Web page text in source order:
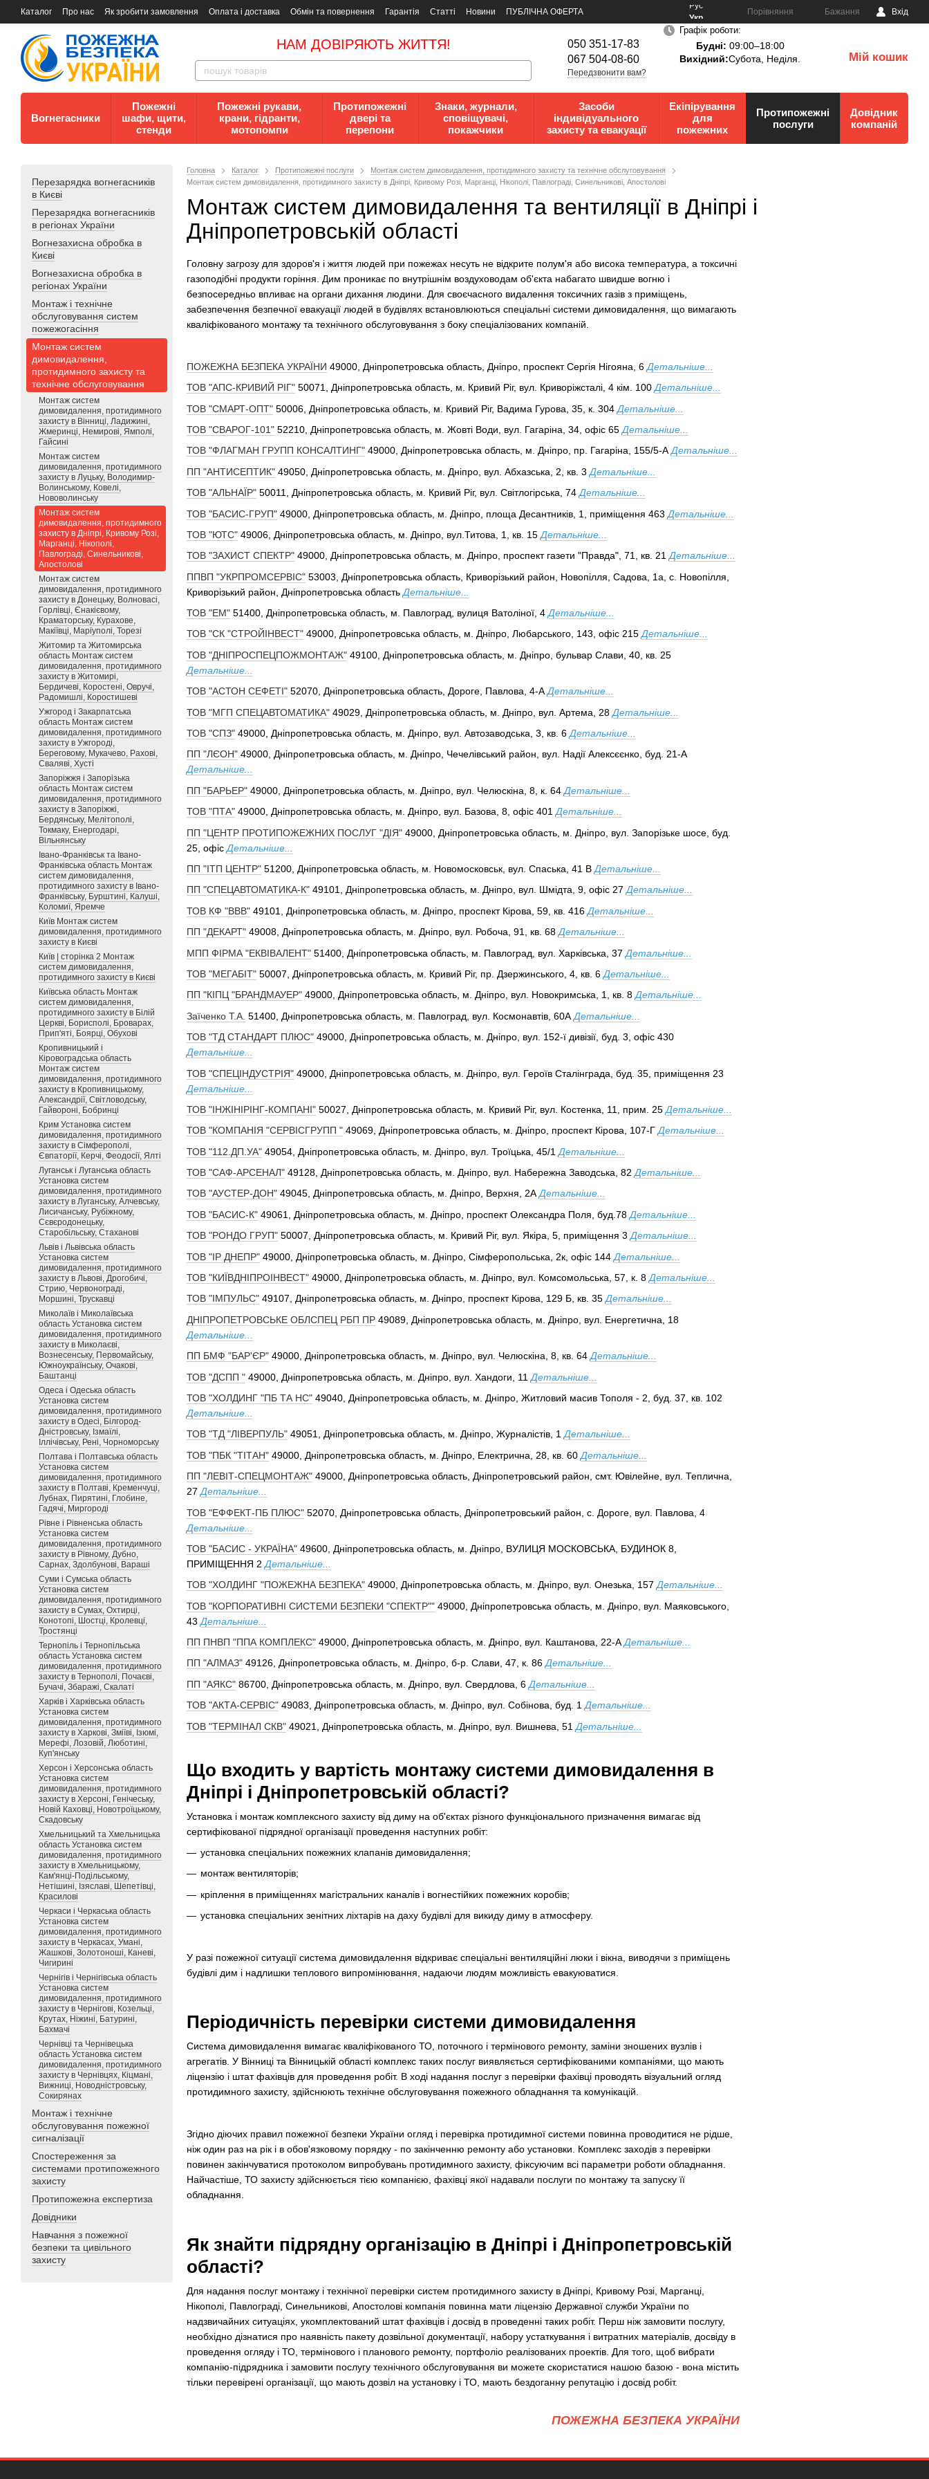
Каталог Про нас Як зробити замовлення Оплата і доставка Обмін та повернення Гарантія Статті Новини
ПУБЛІЧНА ОФЕРТА
Документи
Контакти Документи з пожежної безпеки
Рус
Укр
Порівняння Бажання Вхід
НАМ ДОВІРЯЮТЬ ЖИТТЯ!
050 351-17-83
067 504-08-60
Передзвонити вам?
Графік роботи:
Будні: 09:00–18:00
Вихідний:Субота, Неділя. Мій кошик
Вогнегасники
Пожежні
шафи, щити,
стенди
Пожежні рукави,
крани, гідранти,
мотопомпи
Протипожежні
двері та
перепони
Знаки, журнали,
сповіщувачі,
покажчики
Засоби
індивідуального
захисту та евакуації
Екіпірування
для
пожежних
Протипожежні
послуги
Довідник
компаній
Головна Каталог Протипожежні послуги
Монтаж систем димовидалення, протидимного захисту та технічне обслуговування
Монтаж систем димовидалення, протидимного захисту в Дніпрі, Кривому Розі, Марганці, Нікополі, Павлограді, Синельникові, Апостолові
Монтаж систем димовидалення та вентиляції в Дніпрі і
Дніпропетровській області
Головну загрозу для здоров'я і життя людей при пожежах несуть не відкрите полум'я або висока температура, а токсичні
газоподібні продукти горіння. Дим проникає по внутрішнім воздуховодам об'єкта набагато швидше вогню і
безпосередньо впливає на органи дихання людини. Для своєчасного видалення токсичних газів з приміщень,
забезпечення безпечної евакуації людей в будівлях встановлюються спеціальні системи димовидалення, що вимагають
кваліфікованого монтажу та технічного обслуговування з боку спеціалізованих компаній.
ПОЖЕЖНА БЕЗПЕКА УКРАЇНИ 49000, Дніпропетровська область, Дніпро, проспект Сергія Нігояна, 6 Детальніше...
ТОВ "АПС-КРИВИЙ РІГ" 50071, Дніпропетровська область, м. Кривий Ріг, вул. Криворіжсталі, 4 кім. 100 Детальніше...
ТОВ "СМАРТ-ОПТ" 50006, Дніпропетровська область, м. Кривий Ріг, Вадима Гурова, 35, к. 304 Детальніше...
ТОВ "СВАРОГ-101" 52210, Дніпропетровська область, м. Жовті Води, вул. Гагаріна, 34, офіс 65 Детальніше...
ТОВ "ФЛАГМАН ГРУПП КОНСАЛТИНГ" 49000, Дніпропетровська область, м. Дніпро, пр. Гагаріна, 155/5-А Детальніше...
ПП "АНТИСЕПТИК" 49050, Дніпропетровська область, м. Дніпро, вул. Абхазська, 2, кв. 3 Детальніше...
ТОВ "АЛЬНАЇР" 50011, Дніпропетровська область, м. Кривий Ріг, вул. Світлогірська, 74 Детальніше...
ТОВ "БАСИС-ГРУП" 49000, Дніпропетровська область, м. Дніпро, площа Десантників, 1, приміщення 463 Детальніше...
ТОВ "ЮТС" 49006, Дніпропетровська область, м. Дніпро, вул.Титова, 1, кв. 15 Детальніше...
ТОВ "ЗАХИСТ СПЕКТР" 49000, Дніпропетровська область, м. Дніпро, проспект газети "Правда", 71, кв. 21 Детальніше...
ППВП "УКРПРОМСЕРВІС" 53003, Дніпропетровська область, Криворізький район, Новопілля, Садова, 1а, с. Новопілля,
Криворізький район, Дніпропетровська область Детальніше...
ТОВ "ЕМ" 51400, Дніпропетровська область, м. Павлоград, вулиця Ватоліної, 4 Детальніше...
ТОВ "СК "СТРОЙІНВЕСТ" 49000, Дніпропетровська область, м. Дніпро, Любарського, 143, офіс 215 Детальніше...
ТОВ "ДНІПРОСПЕЦПОЖМОНТАЖ" 49100, Дніпропетровська область, м. Дніпро, бульвар Слави, 40, кв. 25
Детальніше...
ТОВ "АСТОН СЕФЕТІ" 52070, Дніпропетровська область, Дороге, Павлова, 4-А Детальніше...
ТОВ "МГП СПЕЦАВТОМАТИКА" 49029, Дніпропетровська область, м. Дніпро, вул. Артема, 28 Детальніше...
ТОВ "СПЗ" 49000, Дніпропетровська область, м. Дніпро, вул. Автозаводська, 3, кв. 6 Детальніше...
ПП "ЛЄОН" 49000, Дніпропетровська область, м. Дніпро, Чечелівський район, вул. Надії Алексєєнко, буд. 21-А
Детальніше...
ПП "БАРЬЕР" 49000, Дніпропетровська область, м. Дніпро, вул. Челюскіна, 8, к. 64 Детальніше...
ТОВ "ПТА" 49000, Дніпропетровська область, м. Дніпро, вул. Базова, 8, офіс 401 Детальніше...
ПП "ЦЕНТР ПРОТИПОЖЕЖНИХ ПОСЛУГ "ДІЯ" 49000, Дніпропетровська область, м. Дніпро, вул. Запорізьке шосе, буд.
25, офіс Детальніше...
ПП "ІТП ЦЕНТР" 51200, Дніпропетровська область, м. Новомосковськ, вул. Спаська, 41 В Детальніше...
ПП "СПЕЦАВТОМАТИКА-К" 49101, Дніпропетровська область, м. Дніпро, вул. Шмідта, 9, офіс 27 Детальніше...
ТОВ КФ "ВВВ" 49101, Дніпропетровська область, м. Дніпро, проспект Кірова, 59, кв. 416 Детальніше...
ПП "ДЕКАРТ" 49008, Дніпропетровська область, м. Дніпро, вул. Робоча, 91, кв. 68 Детальніше...
МПП ФІРМА "ЕКВІВАЛЕНТ" 51400, Дніпропетровська область, м. Павлоград, вул. Харківська, 37 Детальніше...
ТОВ "МЕГАБІТ" 50007, Дніпропетровська область, м. Кривий Ріг, пр. Дзержинського, 4, кв. 6 Детальніше...
ПП "КІПЦ "БРАНДМАУЕР" 49000, Дніпропетровська область, м. Дніпро, вул. Новокримська, 1, кв. 8 Детальніше...
Заїченко Т.А. 51400, Дніпропетровська область, м. Павлоград, вул. Космонавтів, 60А Детальніше...
ТОВ "ТД СТАНДАРТ ПЛЮС" 49000, Дніпропетровська область, м. Дніпро, вул. 152-ї дивізії, буд. 3, офіс 430
Детальніше...
ТОВ "СПЕЦІНДУСТРІЯ" 49000, Дніпропетровська область, м. Дніпро, вул. Героїв Сталінграда, буд. 35, приміщення 23
Детальніше...
ТОВ "ІНЖІНІРІНГ-КОМПАНІ" 50027, Дніпропетровська область, м. Кривий Ріг, вул. Костенка, 11, прим. 25 Детальніше...
ТОВ "КОМПАНІЯ "СЕРВІСГРУПП " 49069, Дніпропетровська область, м. Дніпро, проспект Кірова, 107-Г Детальніше...
ТОВ "112.ДП.УА" 49054, Дніпропетровська область, м. Дніпро, вул. Троїцька, 45/1 Детальніше...
ТОВ "САФ-АРСЕНАЛ" 49128, Дніпропетровська область, м. Дніпро, вул. Набережна Заводська, 82 Детальніше...
ТОВ "АУСТЕР-ДОН" 49045, Дніпропетровська область, м. Дніпро, Верхня, 2А Детальніше...
ТОВ "БАСИС-К" 49061, Дніпропетровська область, м. Дніпро, проспект Олександра Поля, буд.78 Детальніше...
ТОВ "РОНДО ГРУП" 50007, Дніпропетровська область, м. Кривий Ріг, вул. Якіра, 5, приміщення 3 Детальніше...
ТОВ "ІР ДНЕПР" 49000, Дніпропетровська область, м. Дніпро, Сімферопольська, 2к, офіс 144 Детальніше...
ТОВ "КИЇВДНІПРОІНВЕСТ" 49000, Дніпропетровська область, м. Дніпро, вул. Комсомольська, 57, к. 8 Детальніше...
ТОВ "ІМПУЛЬС" 49107, Дніпропетровська область, м. Дніпро, проспект Кірова, 129 Б, кв. 35 Детальніше...
ДНІПРОПЕТРОВСЬКЕ ОБЛСПЕЦ РБП ПР 49089, Дніпропетровська область, м. Дніпро, вул. Енергетична, 18
Детальніше...
ПП БМФ "БАР'ЄР" 49000, Дніпропетровська область, м. Дніпро, вул. Челюскіна, 8, кв. 64 Детальніше...
ТОВ "ДСПП " 49000, Дніпропетровська область, м. Дніпро, вул. Хандоги, 11 Детальніше...
ТОВ "ХОЛДИНГ "ПБ ТА НС" 49040, Дніпропетровська область, м. Дніпро, Житловий масив Тополя - 2, буд. 37, кв. 102
Детальніше...
ТОВ "ТД "ЛІВЕРПУЛЬ" 49051, Дніпропетровська область, м. Дніпро, Журналістів, 1 Детальніше...
ТОВ "ПБК "ТІТАН" 49000, Дніпропетровська область, м. Дніпро, Електрична, 28, кв. 60 Детальніше...
ПП "ЛЕВІТ-СПЕЦМОНТАЖ" 49000, Дніпропетровська область, Дніпропетровський район, смт. Ювілейне, вул. Теплична,
27 Детальніше...
ТОВ "ЕФФЕКТ-ПБ ПЛЮС" 52070, Дніпропетровська область, Дніпропетровський район, с. Дороге, вул. Павлова, 4
Детальніше...
ТОВ "БАСИС - УКРАЇНА" 49600, Дніпропетровська область, м. Дніпро, ВУЛИЦЯ МОСКОВСЬКА, БУДИНОК 8,
ПРИМІЩЕННЯ 2 Детальніше...
ТОВ "ХОЛДИНГ "ПОЖЕЖНА БЕЗПЕКА" 49000, Дніпропетровська область, м. Дніпро, вул. Онезька, 157 Детальніше...
ТОВ "КОРПОРАТИВНІ СИСТЕМИ БЕЗПЕКИ "СПЕКТР"" 49000, Дніпропетровська область, м. Дніпро, вул. Маяковського,
43 Детальніше...
ПП ПНВП "ППА КОМПЛЕКС" 49000, Дніпропетровська область, м. Дніпро, вул. Каштанова, 22-А Детальніше...
ПП "АЛМАЗ" 49126, Дніпропетровська область, м. Дніпро, б-р. Слави, 47, к. 86 Детальніше...
ПП "АЯКС" 86700, Дніпропетровська область, м. Дніпро, вул. Свердлова, 6 Детальніше...
ТОВ "АКТА-СЕРВІС" 49083, Дніпропетровська область, м. Дніпро, вул. Собінова, буд. 1 Детальніше...
ТОВ "ТЕРМІНАЛ СКВ" 49021, Дніпропетровська область, м. Дніпро, вул. Вишнева, 51 Детальніше...
Що входить у вартість монтажу системи димовидалення в
Дніпрі і Дніпропетровській області?
Установка і монтаж комплексного захисту від диму на об'єктах різного функціонального призначення вимагає від
сертифікованої підрядної організації проведення наступних робіт:
установка спеціальних пожежних клапанів димовидалення;
монтаж вентиляторів;
кріплення в приміщеннях магістральних каналів і вогнестійких пожежних коробів;
установка спеціальних зенітних ліхтарів на даху будівлі для викиду диму в атмосферу.
У разі пожежної ситуації система димовидалення відкриває спеціальні вентиляційні люки і вікна, виводячи з приміщень
будівлі дим і надлишки теплового випромінювання, надаючи людям можливість евакуюватися.
Періодичність перевірки системи димовидалення
Система димовидалення вимагає кваліфікованого ТО, поточного і термінового ремонту, заміни зношених вузлів і
агрегатів. У Вінниці та Вінницькій області комплекс таких послуг виявляється сертифікованими компаніями, що мають
ліцензію і штат фахівців для проведення робіт. В ході надання послуг з перевірки фахівці проводять візуальний огляд
протидимного захисту, здійснюють технічне обслуговування пожежного обладнання та комунікацій.
Згідно діючих правил пожежної безпеки України огляд і перевірка протидимної системи повинна проводитися не рідше,
ніж один раз на рік і в обов'язковому порядку - по закінченню ремонту або установки. Комплекс заходів з перевірки
повинен закінчуватися протоколом випробувань протидимного захисту, фіксуючим всі параметри роботи обладнання.
Найчастіше, ТО захисту здійснюється тією компанією, фахівці якої надавали послуги по монтажу та запуску її
обладнання.
Як знайти підрядну організацію в Дніпрі і Дніпропетровській
області?
Для надання послуг монтажу і технічної перевірки систем протидимного захисту в Дніпрі, Кривому Розі, Марганці,
Нікополі, Павлограді, Синельникові, Апостолові компанія повинна мати ліцензію Державної служби України по
надзвичайних ситуаціях, укомплектований штат фахівців і досвід в проведенні таких робіт. Перш ніж замовити послугу,
необхідно дізнатися про наявність пакету дозвільної документації, набору устаткування і витратних матеріалів, досвіду в
проведення огляду і ТО, термінового і планового ремонту, портфоліо реалізованих проектів. Для того, щоб вибрати
компанію-підрядника і замовити послугу технічного обслуговування ви можете скористатися нашою базою - вона містить
тільки перевірені організації, що мають дозвіл на установку і ТО, мають бездоганну репутацію і досвід робіт.
ПОЖЕЖНА БЕЗПЕКА УКРАЇНИ
Перезарядка вогнегасників
в Києві
Перезарядка вогнегасників
в регіонах України
Вогнезахисна обробка в
Києві
Вогнезахисна обробка в
регіонах України
Монтаж і технічне
обслуговування систем
пожежогасіння
Монтаж систем
димовидалення,
протидимного захисту та
технічне обслуговування
Монтаж систем
димовидалення, протидимного
захисту в Вінниці, Ладижині,
Жмеринці, Немирові, Ямполі,
Гайсині
Монтаж систем
димовидалення, протидимного
захисту в Луцьку, Володимир-
Волинському, Ковелі,
Нововолинську
Монтаж систем
димовидалення, протидимного
захисту в Дніпрі, Кривому Розі,
Марганці, Нікополі,
Павлограді, Синельникові,
Апостолові
Монтаж систем
димовидалення, протидимного
захисту в Донецьку, Волновасі,
Горлівці, Єнакієвому,
Краматорську, Курахове,
Макіївці, Маріуполі, Торезі
Житомир та Житомирська
область Монтаж систем
димовидалення, протидимного
захисту в Житомирі,
Бердичеві, Коростені, Овручі,
Радомишлі, Коростишеві
Ужгород і Закарпатська
область Монтаж систем
димовидалення, протидимного
захисту в Ужгороді,
Береговому, Мукачево, Рахові,
Сваляві, Хусті
Запоріжжя і Запорізька
область Монтаж систем
димовидалення, протидимного
захисту в Запоріжжі,
Бердянську, Мелітополі,
Токмаку, Енергодарі,
Вільнянську
Івано-Франківськ та Івано-
Франківська область Монтаж
систем димовидалення,
протидимного захисту в Івано-
Франківську, Бурштині, Калуші,
Коломиї, Яремче
Київ Монтаж систем
димовидалення, протидимного
захисту в Києві
Київ | сторінка 2 Монтаж
систем димовидалення,
протидимного захисту в Києві
Київська область Монтаж
систем димовидалення,
протидимного захисту в Білій
Церкві, Борисполі, Броварах,
Прип'яті, Боярці, Обухові
Кропивницький і
Кіровоградська область
Монтаж систем
димовидалення, протидимного
захисту в Кропивницькому,
Александрії, Світловодську,
Гайвороні, Бобринці
Крим Установка систем
димовидалення, протидимного
захисту в Сімферополі,
Євпаторії, Керчі, Феодосії, Ялті
Луганськ і Луганська область
Установка систем
димовидалення, протидимного
захисту в Луганську, Алчевську,
Лисичанську, Рубіжному,
Сєвєродонецьку,
Старобільську, Стаханові
Львів і Львівська область
Установка систем
димовидалення, протидимного
захисту в Львові, Дрогобичі,
Стрию, Червонограді,
Моршині, Трускавці
Миколаїв і Миколаївська
область Установка систем
димовидалення, протидимного
захисту в Миколаєві,
Вознесенську, Первомайську,
Южноукраїнську, Очакові,
Баштанці
Одеса і Одеська область
Установка систем
димовидалення, протидимного
захисту в Одесі, Білгород-
Дністровську, Ізмаїлі,
Іллічівську, Рені, Чорноморську
Полтава і Полтавська область
Установка систем
димовидалення, протидимного
захисту в Полтаві, Кременчуці,
Лубнах, Пирятині, Глобине,
Гадячі, Миргороді
Рівне і Рівненська область
Установка систем
димовидалення, протидимного
захисту в Рівному, Дубно,
Сарнах, Здолбунові, Вараші
Суми і Сумська область
Установка систем
димовидалення, протидимного
захисту в Сумах, Охтирці,
Конотопі, Шостці, Кролевці,
Тростянці
Тернопіль і Тернопільська
область Установка систем
димовидалення, протидимного
захисту в Тернополі, Почаєві,
Бучачі, Збаражі, Скалаті
Харків і Харківська область
Установка систем
димовидалення, протидимного
захисту в Харкові, Зміїві, Ізюмі,
Мерефі, Лозовій, Люботині,
Куп'янську
Херсон і Херсонська область
Установка систем
димовидалення, протидимного
захисту в Херсоні, Генічеську,
Новій Каховці, Новотроїцькому,
Скадовську
Хмельницький та Хмельницька
область Установка систем
димовидалення, протидимного
захисту в Хмельницькому,
Кам'янці-Подільському,
Нетішині, Ізяславі, Шепетівці,
Красилові
Черкаси і Черкаська область
Установка систем
димовидалення, протидимного
захисту в Черкасах, Умані,
Жашкові, Золотоноші, Каневі,
Чигирині
Чернігів і Чернігівська область
Установка систем
димовидалення, протидимного
захисту в Чернігові, Козельці,
Крутах, Ніжині, Батурині,
Бахмачі
Чернівці та Чернівецька
область Установка систем
димовидалення, протидимного
захисту в Чернівцях, Кіцмані,
Вижниці, Новодністровську,
Сокирянах
Монтаж і технічне
обслуговування пожежної
сигналізації
Спостереження за
системами протипожежного
захисту
Протипожежна експертиза
Довідники
Навчання з пожежної
безпеки та цивільного
захисту